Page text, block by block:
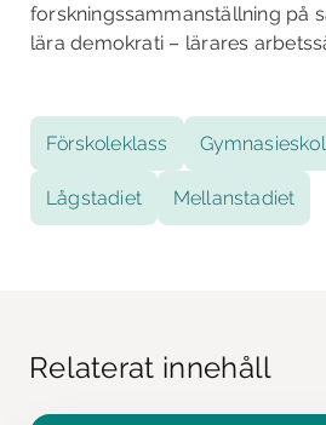
forskningssammanställning på
lära demokrati – lärares
Förskoleklass
Lågstadiet Mellanstadiet
Relaterat innehåll